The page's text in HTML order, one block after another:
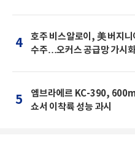
4
호주 비스알로이, 美 버지니
수주…오커스 공급망 가시
5
엠브라에르 KC-390,
쇼서 이착륙 성능 과시